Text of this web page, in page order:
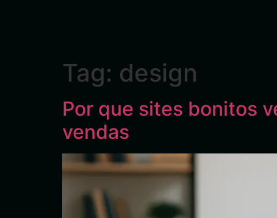
Tag: design
Por que sites bonitos
vendas